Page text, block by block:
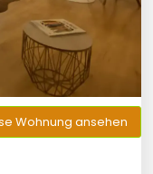
Wohnung ansehen